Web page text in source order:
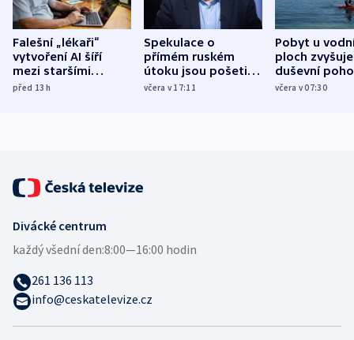
Falešní „lékaři“
vytvoření AI šíří
mezi staršími
Poláky nebezpečné
před 13h
Spekulace o
přímém ruském
útoku jsou pošetilé,
míní estonský
včera v 17:11
Pobyt u
ploch zvyšuje
duševní
ukázala
včera v 07:30
Divácké centrum
každý všední den:8:00—16:00 hodin
261 136 113
info@ceskatelevize.cz